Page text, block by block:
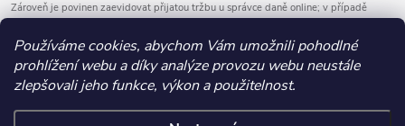
Používáme cookies, abychom Vám umožnili pohodlné
prohlížení webu a díky analýze provozu webu neustále
zlepšovali jeho funkce, výkon a použitelnost.
Zároveň je povinen zaevidovat přijatou tržbu u správce daně online; v případě
Copyright 2026DOMYS. Všechna práva vyhrazena.